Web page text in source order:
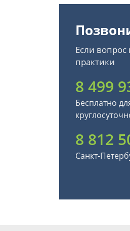
Если вопрос
практики
8 499
Бесплатно
8 812
Санкт-